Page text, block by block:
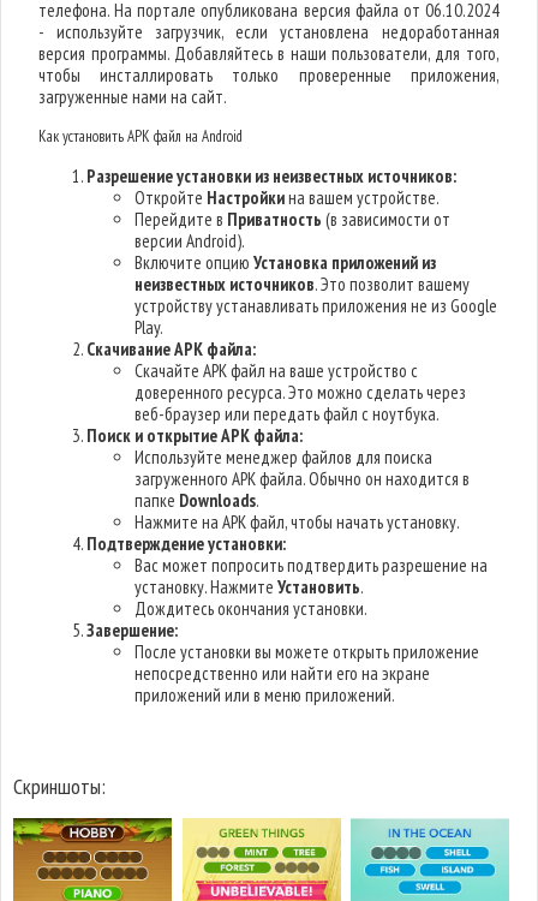
телефона. На портале опубликована версия файла от 06.10.2024
- используйте загрузчик, если установлена недоработанная
версия программы. Добавляйтесь в наши пользователи, для того,
чтобы инсталлировать только проверенные приложения,
загруженные нами на сайт.
Как установить APK файл на Android
Разрешение установки из неизвестных источников:
Откройте Настройкина вашем устройстве.
Перейдите в Приватность (в зависимости от
версии Android).
Включите опциюУстановка приложений из
неизвестных источников. Это позволит вашему
устройству устанавливать приложения не из Google
Play.
Скачивание APK файла:
Скачайте APK файл на ваше устройство с
доверенного ресурса. Это можно сделать через
веб-браузер или передать файл с ноутбука.
Поиск и открытие APK файла:
Используйте менеджер файлов для поиска
загруженного APK файла. Обычно он находится в
папке Downloads.
Нажмите на APK файл, чтобы начать установку.
Подтверждение установки:
Вас может попросить подтвердить разрешение на
установку. НажмитеУстановить.
Дождитесь окончания установки.
Завершение:
После установки вы можете открыть приложение
непосредственно или найти его на экране
приложений или в меню приложений.
Скриншоты: